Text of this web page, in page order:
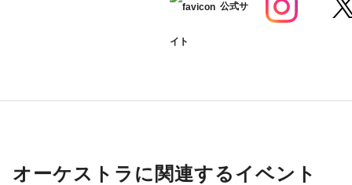
公式サ
イト
オーケストラに関連するイベント